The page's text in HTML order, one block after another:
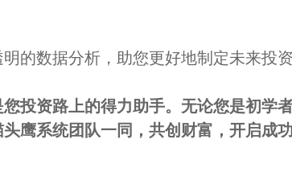
的数据分析，助您更好地制定未来投资
投资路上的得力助手。无论您是初学
鹰系统团队一同，共创财富，开启成